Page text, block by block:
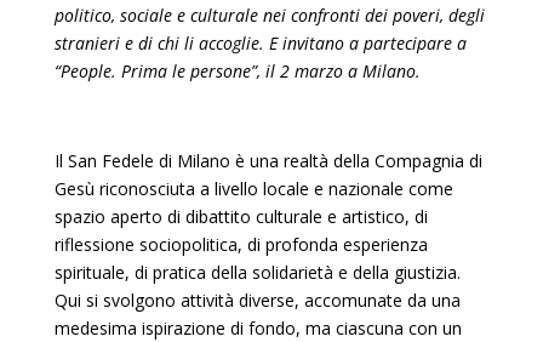
politico, sociale e culturale nei confronti dei poveri, degli
stranieri e di chi li accoglie. E invitano a partecipare a
“People. Prima le persone”, il 2 marzo a Milano.
Il San Fedele di Milano è una realtà della Compagnia di
Gesù riconosciuta a livello locale e nazionale come
spazio aperto di dibattito culturale e artistico, di
riflessione sociopolitica, di profonda esperienza
spirituale, di pratica della solidarietà e della giustizia.
Qui si svolgono attività diverse, accomunate da una
medesima ispirazione di fondo, ma ciascuna con un